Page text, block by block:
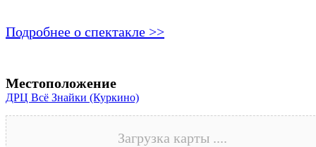
Подробнее о спектакле >>
Местоположение
ДРЦ Всё Знайки (Куркино)
Загрузка карты ....